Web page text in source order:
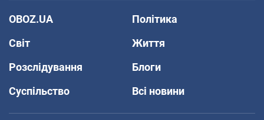
OBOZ.UA
Політика
Світ
Життя
Розслідування
Блоги
Суспільство
Всі новини